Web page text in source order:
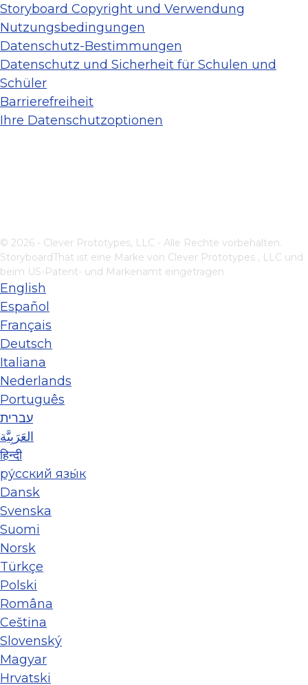
Storyboard Copyright und Verwendung
Nutzungsbedingungen
Datenschutz-Bestimmungen
Datenschutz und Sicherheit für Schulen und
Schüler
Barrierefreiheit
Ihre Datenschutzoptionen
© 2026 - Clever Prototypes, LLC - Alle Rechte vorbehalten.
StoryboardThat ist eine Marke von Clever Prototypes , LLC und
beim US-Patent- und Markenamt eingetragen
English
Español
Français
Deutsch
Italiana
Nederlands
Português
עברית
العَرَبِيَّة
हिन्दी
ру́сский язы́к
Dansk
Svenska
Suomi
Norsk
Türkçe
Polski
Româna
Ceština
Slovenský
Magyar
Hrvatski